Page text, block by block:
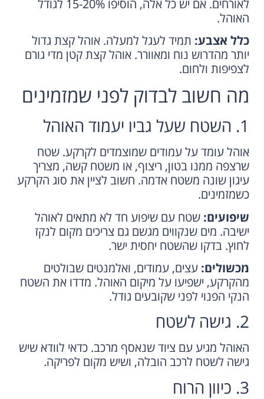
לאורחים. אם יש כל אלה, הוסיפו 15-20% לגודל
האוהל.
כלל אצבע: תמיד לעגל למעלה. אוהל קצת גדול
יותר מהדרוש נוח ומאוורר. אוהל קצת קטן מדי גורם
לצפיפות ולחום.
מה חשוב לבדוק לפני שמזמינים
1. השטח שעל גביו יעמוד האוהל
אוהל עומד על עמודים שמוצמדים לקרקע. שטח
שרצפה ממנו בטון, ריצוף, או משטח קשה, מצריך
עיגון שונה משטח אדמה. חשוב לציין את סוג הקרקע
כשמזמינים.
שיפועים: שטח עם שיפוע חד לא מתאים לאוהל
ישיבה. מים שנקווים מגשם גם צריכים מקום לנקז
לחוץ. בדקו שהשטח יחסית ישר.
מכשולים: עצים, עמודים, ואלמנטים שבולטים
מהקרקע, ישפיעו על מיקום האוהל. מדדו את השטח
הנקי הפנוי לפני שקובעים גודל.
2. גישה לשטח
האוהל מגיע עם ציוד שנאסף מרכב. כדאי לוודא שיש
גישה לשטח לרכב הובלה, ושיש מקום לפריקה.
3. כיוון הרוח